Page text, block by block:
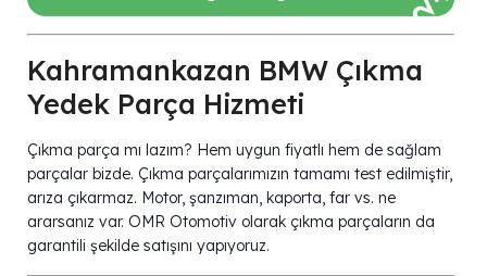
Kahramankazan BMW Çıkma
Yedek Parça Hizmeti
Çıkma parça mı lazım? Hem uygun fiyatlı hem de sağlam
parçalar bizde. Çıkma parçalarımızın tamamı test edilmiştir,
arıza çıkarmaz. Motor, şanzıman, kaporta, far vs. ne
ararsanız var. OMR Otomotiv olarak çıkma parçaların da
garantili şekilde satışını yapıyoruz.